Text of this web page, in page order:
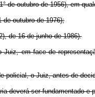
de outubro de 1956), em
de outubro de 1976);
de 16 de junho de 1986).
Juiz, em face de
policial, o Juiz, antes de
deverá ser fundamentado